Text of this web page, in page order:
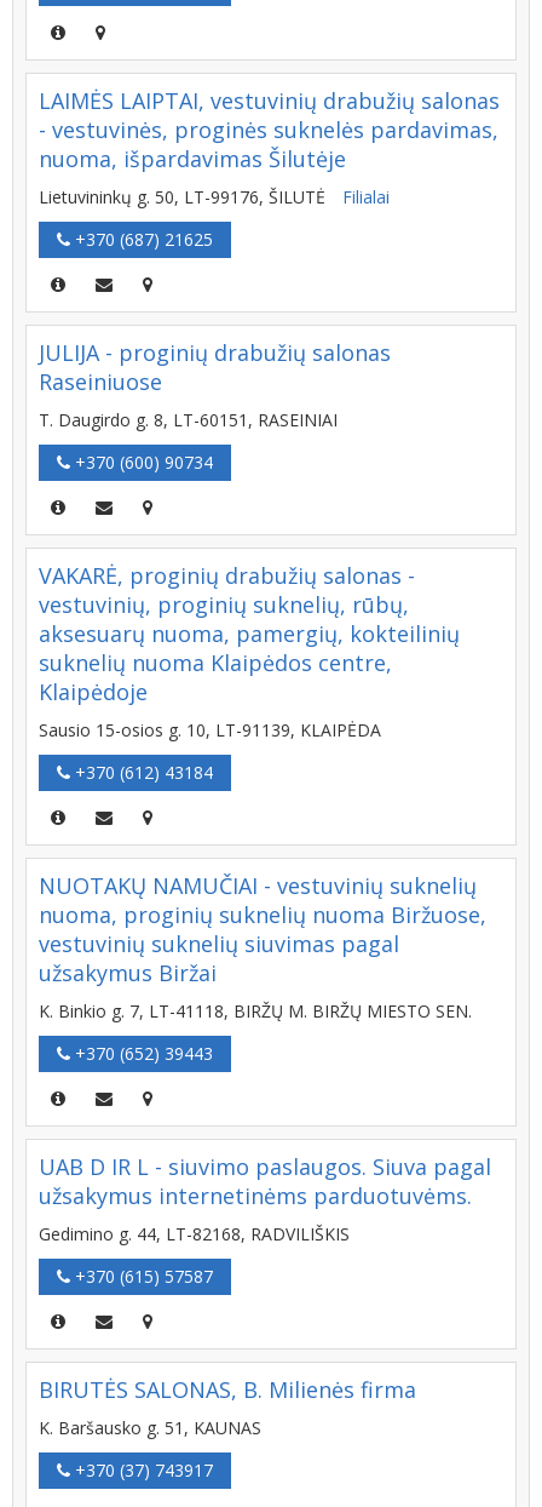
LAIMĖS LAIPTAI, vestuvinių drabužių salonas
- vestuvinės, proginės suknelės pardavimas,
nuoma, išpardavimas Šilutėje
Lietuvininkų g. 50, LT-99176, ŠILUTĖ
Filialai
+370 (687) 21625
JULIJA - proginių drabužių salonas
Raseiniuose
T. Daugirdo g. 8, LT-60151, RASEINIAI
+370 (600) 90734
VAKARĖ, proginių drabužių salonas -
vestuvinių, proginių suknelių, rūbų,
aksesuarų nuoma, pamergių, kokteilinių
suknelių nuoma Klaipėdos centre,
Klaipėdoje
Sausio 15-osios g. 10, LT-91139, KLAIPĖDA
+370 (612) 43184
NUOTAKŲ NAMUČIAI - vestuvinių suknelių
nuoma, proginių suknelių nuoma Biržuose,
vestuvinių suknelių siuvimas pagal
užsakymus Biržai
K. Binkio g. 7, LT-41118, BIRŽŲ M. BIRŽŲ MIESTO SEN.
+370 (652) 39443
UAB D IR L - siuvimo paslaugos. Siuva pagal
užsakymus internetinėms parduotuvėms.
Gedimino g. 44, LT-82168, RADVILIŠKIS
+370 (615) 57587
BIRUTĖS SALONAS, B. Milienės firma
K. Baršausko g. 51, KAUNAS
+370 (37) 743917